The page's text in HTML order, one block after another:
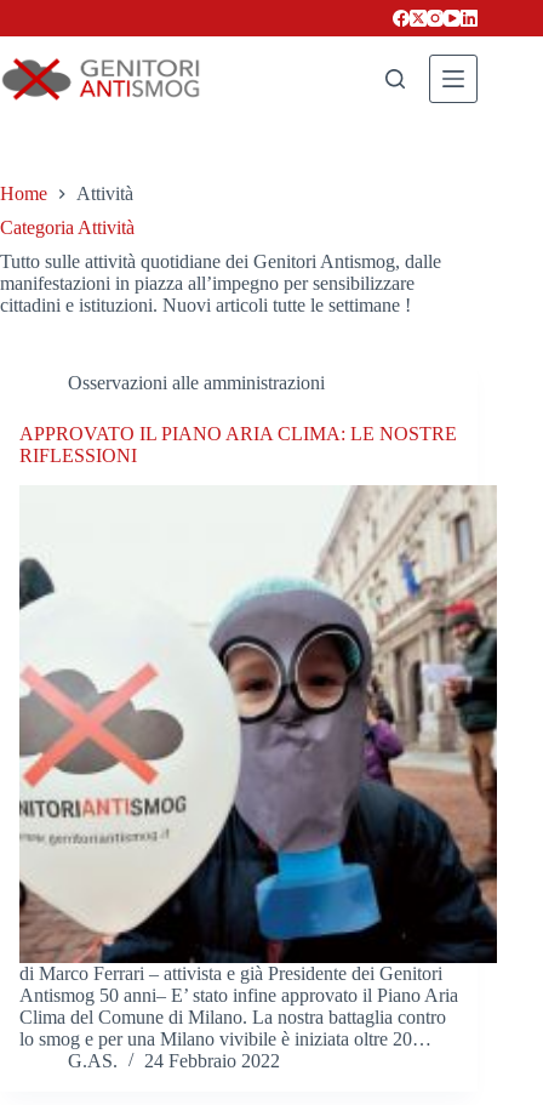
Home
Attività
Categoria Attività
Tutto sulle attività quotidiane dei Genitori Antismog, dalle
manifestazioni in piazza all’impegno per sensibilizzare
cittadini e istituzioni. Nuovi articoli tutte le settimane !
Osservazioni alle amministrazioni
APPROVATO IL PIANO ARIA CLIMA: LE NOSTRE
RIFLESSIONI
di Marco Ferrari – attivista e già Presidente dei Genitori
Antismog 50 anni– E’ stato infine approvato il Piano Aria
Clima del Comune di Milano. La nostra battaglia contro
lo smog e per una Milano vivibile è iniziata oltre 20…
G.AS.
24 Febbraio 2022